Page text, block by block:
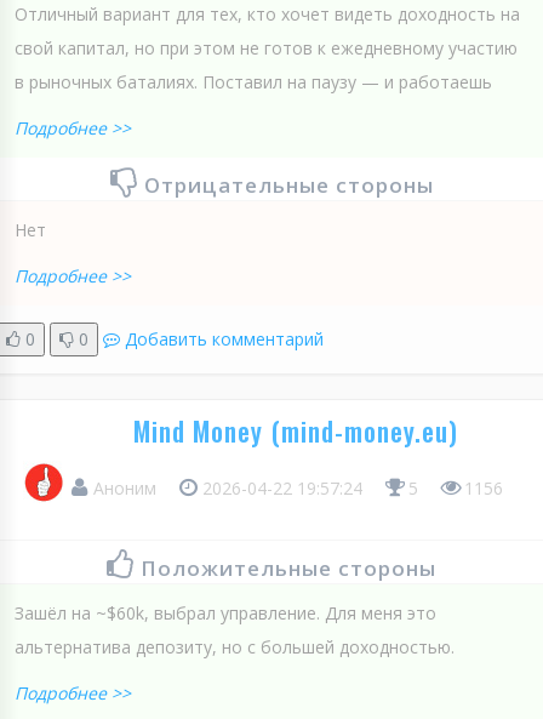
Отличный вариант для тех, кто хочет видеть доходность на
свой капитал, но при этом не готов к ежедневному участию
в рыночных баталиях. Поставил на паузу — и работаешь
Подробнее >>
Отрицательные стороны
Нет
Подробнее >>
0 0 Добавить комментарий
Mind Money (mind-money.eu)
Аноним 2026-04-22 19:57:24 5 1156
Положительные стороны
Зашёл на ~$60k, выбрал управление. Для меня это
альтернатива депозиту, но с большей доходностью.
Подробнее >>